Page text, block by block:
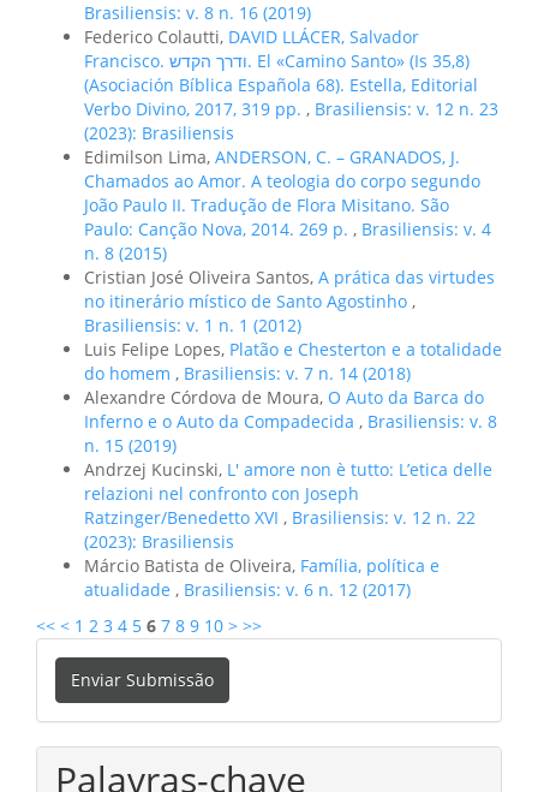
Brasiliensis: v. 8 n. 16 (2019)
Federico Colautti, DAVID LLÁCER, Salvador
Francisco. ודרך הקדש. El «Camino Santo» (Is 35,8)
(Asociación Bíblica Española 68). Estella, Editorial
Verbo Divino, 2017, 319 pp. , Brasiliensis: v. 12 n. 23
(2023): Brasiliensis
Edimilson Lima, ANDERSON, C. – GRANADOS, J.
Chamados ao Amor. A teologia do corpo segundo
João Paulo II. Tradução de Flora Misitano. São
Paulo: Canção Nova, 2014. 269 p. , Brasiliensis: v. 4
n. 8 (2015)
Cristian José Oliveira Santos, A prática das virtudes
no itinerário místico de Santo Agostinho ,
Brasiliensis: v. 1 n. 1 (2012)
Luis Felipe Lopes, Platão e Chesterton e a totalidade
do homem , Brasiliensis: v. 7 n. 14 (2018)
Alexandre Córdova de Moura, O Auto da Barca do
Inferno e o Auto da Compadecida , Brasiliensis: v. 8
n. 15 (2019)
Andrzej Kucinski, L' amore non è tutto: L’etica delle
relazioni nel confronto con Joseph
Ratzinger/Benedetto XVI , Brasiliensis: v. 12 n. 22
(2023): Brasiliensis
Márcio Batista de Oliveira, Família, política e
atualidade , Brasiliensis: v. 6 n. 12 (2017)
<< < 1 2 3 4 5 6 7 8 9 10 > >>
Enviar
Submissão
Enviar Submissão
Palavras-chave